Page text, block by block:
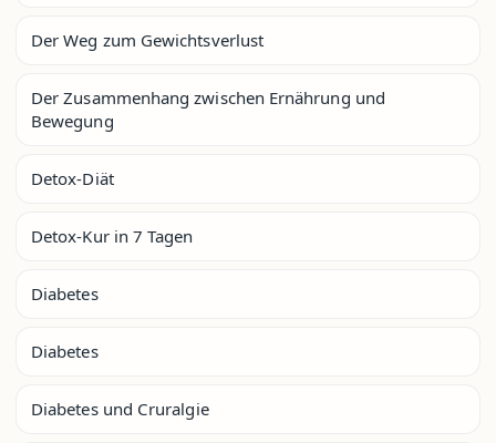
Der Weg zum Gewichtsverlust
Der Zusammenhang zwischen Ernährung und
Bewegung
Detox-Diät
Detox-Kur in 7 Tagen
Diabetes
Diabetes
Diabetes und Cruralgie